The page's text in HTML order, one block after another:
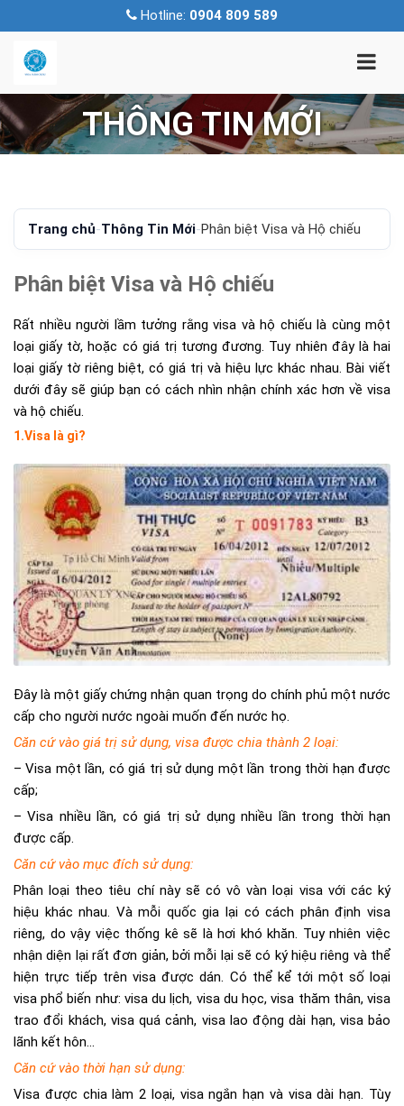
Hotline: 0904 809 589
THÔNG TIN MỚI
Trang chủ-Thông Tin Mới-Phân biệt Visa và Hộ chiếu
Phân biệt Visa và Hộ chiếu
Rất nhiều người lầm tưởng rằng visa và hộ chiếu là cùng một
loại giấy tờ, hoặc có giá trị tương đương. Tuy nhiên đây là hai
loại giấy tờ riêng biệt, có giá trị và hiệu lực khác nhau. Bài viết
dưới đây sẽ giúp bạn có cách nhìn nhận chính xác hơn về visa
và hộ chiếu.
1.Visa là gì?
Đây là một giấy chứng nhận quan trọng do chính phủ một nước
cấp cho người nước ngoài muốn đến nước họ.
Căn cứ vào giá trị sử dụng, visa được chia thành 2 loại:
– Visa một lần, có giá trị sử dụng một lần trong thời hạn được
cấp;
– Visa nhiều lần, có giá trị sử dụng nhiều lần trong thời hạn
được cấp.
Căn cứ vào mục đích sử dụng:
Phân loại theo tiêu chí này sẽ có vô vàn loại visa với các ký
hiệu khác nhau. Và mỗi quốc gia lại có cách phân định visa
riêng, do vậy việc thống kê sẽ là hơi khó khăn. Tuy nhiên việc
nhận diện lại rất đơn giản, bởi mỗi lại sẽ có ký hiệu riêng và thể
hiện trực tiếp trên visa được dán. Có thể kể tới một số loại
visa phổ biến như: visa du lịch, visa du học, visa thăm thân, visa
trao đổi khách, visa quá cảnh, visa lao động dài hạn, visa bảo
lãnh kết hôn…
Căn cứ vào thời hạn sử dụng:
Visa được chia làm 2 loại, visa ngắn hạn và visa dài hạn. Tùy